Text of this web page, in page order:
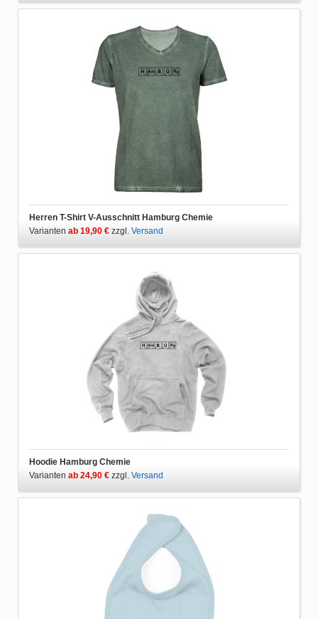
Herren T-Shirt V-Ausschnitt Hamburg Chemie
Varianten ab 19,90 € zzgl. Versand
Hoodie Hamburg Chemie
Varianten ab 24,90 € zzgl. Versand